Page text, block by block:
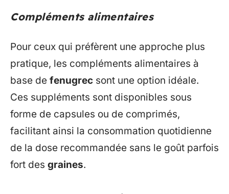
Compléments alimentaires
Pour ceux qui préfèrent une approche plus
pratique, les compléments alimentaires à
base de fenugrec sont une option idéale.
Ces suppléments sont disponibles sous
forme de capsules ou de comprimés,
facilitant ainsi la consommation quotidienne
de la dose recommandée sans le goût parfois
fort des graines.